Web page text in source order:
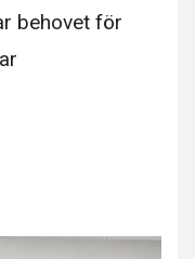
behovet för